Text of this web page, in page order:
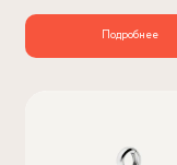
Подробнее